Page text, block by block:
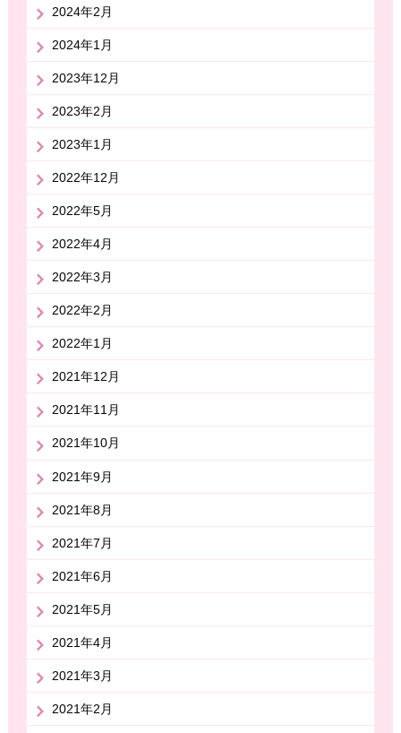
2024年2月
2024年1月
2023年12月
2023年2月
2023年1月
2022年12月
2022年5月
2022年4月
2022年3月
2022年2月
2022年1月
2021年12月
2021年11月
2021年10月
2021年9月
2021年8月
2021年7月
2021年6月
2021年5月
2021年4月
2021年3月
2021年2月